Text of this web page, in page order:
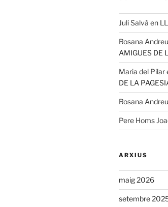
Juli Salvà en
Rosana Andreu
AMIGUES DE
Maria del Pilar
DE LA
Rosana Andreu
Pere Homs
ARXIUS
maig 2026
setembre